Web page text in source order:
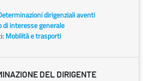
dirigenziali aventi
di interesse generale
Mobilità e trasporti
DEL DIRIGENTE